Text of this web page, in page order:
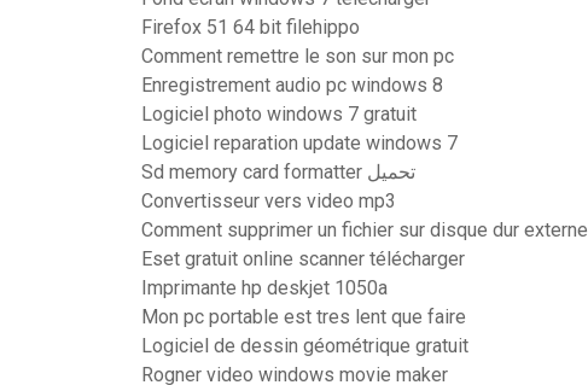
Firefox 51 64 bit filehippo
Comment remettre le son sur mon pc
Enregistrement audio pc windows 8
Logiciel photo windows 7 gratuit
Logiciel reparation update windows 7
Sd memory card formatter تحميل
Convertisseur vers video mp3
Comment supprimer un fichier sur disque dur externe
Eset gratuit online scanner télécharger
Imprimante hp deskjet 1050a
Mon pc portable est tres lent que faire
Logiciel de dessin géométrique gratuit
Rogner video windows movie maker